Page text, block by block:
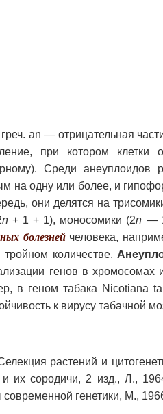
греч. an — отрицательная
при котором клетки
Среди
на одну или более, и
они делятся на
n+ 1 + 1), моносомики (2n —
болезней человека,
количестве.
генов в
в геном табака Nicotiana
к вирусу табачной
растений и
и их сородичи, 2 изд., Л.,
генетики, М.,